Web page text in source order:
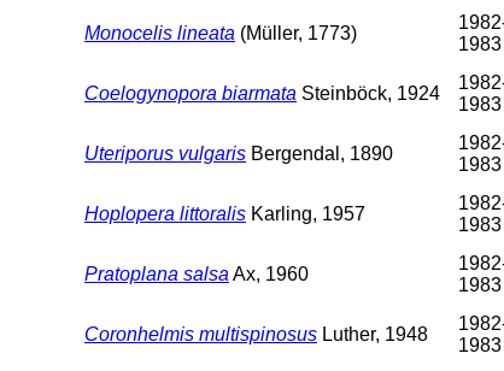
Monocelis lineata (Müller, 1773)
1983
Coelogynopora biarmata Steinböck, 1924
1983
Uteriporus vulgaris Bergendal, 1890
1983
Hoplopera littoralis Karling, 1957
1983
Pratoplana salsa Ax, 1960
1983
Coronhelmis multispinosus Luther, 1948
1983